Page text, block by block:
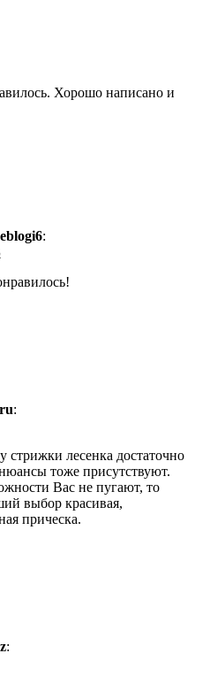
Хорошо написано и
:
:
стрижки лесенка достаточно
тоже присутствуют.
Вас не пугают, то
выбор красивая,
прическа.
: